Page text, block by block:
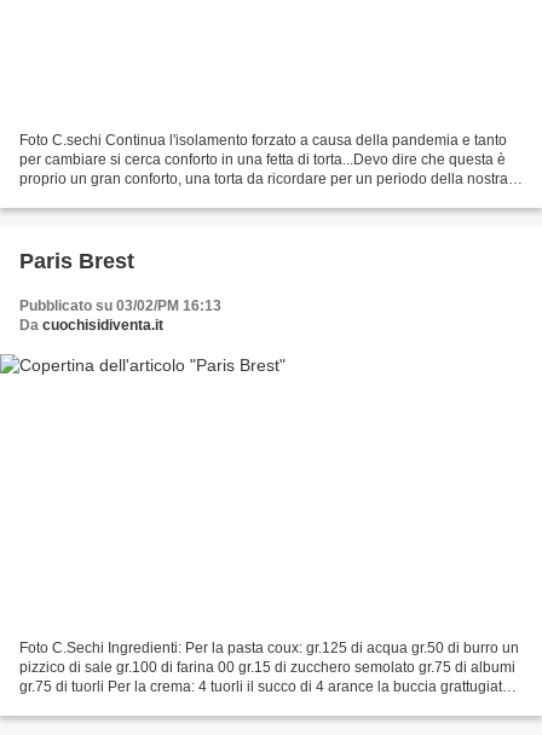
Foto C.sechi Continua l'isolamento forzato a causa della pandemia e tanto
per cambiare si cerca conforto in una fetta di torta...Devo dire che questa è
proprio un gran conforto, una torta da ricordare per un periodo della nostra
Paris Brest
Pubblicato su 03/02/PM 16:13
Da cuochisidiventa.it
Foto C.Sechi Ingredienti: Per la pasta coux: gr.125 di acqua gr.50 di burro un
pizzico di sale gr.100 di farina 00 gr.15 di zucchero semolato gr.75 di albumi
gr.75 di tuorli Per la crema: 4 tuorli il succo di 4 arance la buccia grattugiata